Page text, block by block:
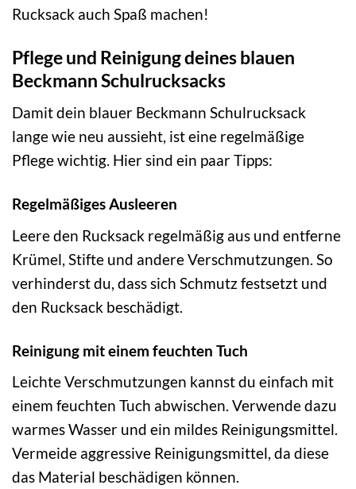
Rucksack auch Spaß machen!
Pflege und Reinigung deines blauen
Beckmann Schulrucksacks
Damit dein blauer Beckmann Schulrucksack
lange wie neu aussieht, ist eine regelmäßige
Pflege wichtig. Hier sind ein paar Tipps:
Regelmäßiges Ausleeren
Leere den Rucksack regelmäßig aus und entferne
Krümel, Stifte und andere Verschmutzungen. So
verhinderst du, dass sich Schmutz festsetzt und
den Rucksack beschädigt.
Reinigung mit einem feuchten Tuch
Leichte Verschmutzungen kannst du einfach mit
einem feuchten Tuch abwischen. Verwende dazu
warmes Wasser und ein mildes Reinigungsmittel.
Vermeide aggressive Reinigungsmittel, da diese
das Material beschädigen können.